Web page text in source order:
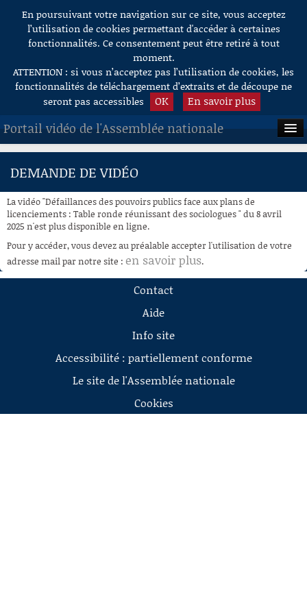
Aller au contenu
En poursuivant votre navigation sur ce site, vous acceptez
l’utilisation de cookies permettant d'accéder à certaines
fonctionnalités. Ce consentement peut être retiré à tout
moment.
ATTENTION : si vous n’acceptez pas l’utilisation de cookies, les
fonctionnalités de téléchargement d’extraits et de découpe ne
seront pas accessibles
OK En savoir plus
Portail vidéo de l'Assemblée nationale
ACCUEIL
À LA DEMANDE
RECHERCHE
AIDE À LA DÉCOUPE
DE VIDÉOS
DEMANDE DE VIDÉO
La vidéo "Défaillances des pouvoirs publics face aux plans de
licenciements : Table ronde réunissant des sociologues " du 8 avril
2025 n'est plus disponible en ligne.
Pour y accéder, vous devez au préalable accepter l'utilisation de votre
adresse mail par notre site : en savoir plus.
Contact
Aide
Info site
Accessibilité : partiellement conforme
Le site de l'Assemblée nationale
Cookies